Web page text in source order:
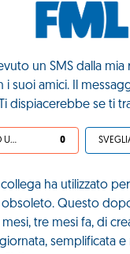
un SMS dalla mia
i suoi amici. Il
dispiacerebbe se ti
SÌ, È PROPRIO UNA VDM! 0
ha utilizzato
Questo
tre mesi fa, di
semplificata e